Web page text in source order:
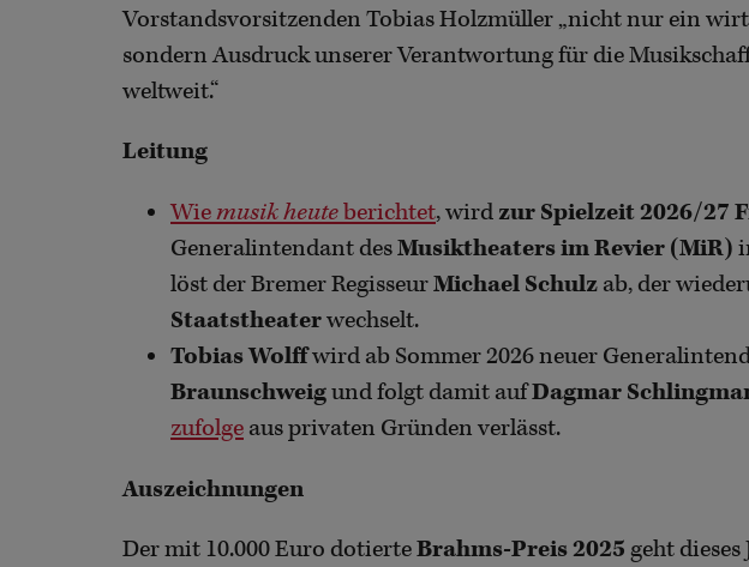
Vorstandsvorsitzenden Tobias Holzmüller „nicht nur ein
sondern Ausdruck unserer Verantwortung für die
weltweit.“
Leitung
Wiemusik heuteberichtet, wird zur Spielzeit 2026/27
Generalintendant desMusiktheaters im Revier (MiR)
löst der Bremer RegisseurMichael Schulz ab, der
Staatstheaterwechselt.
Tobias Wolffwird ab Sommer 2026 neuer
Braunschweigund folgt damit aufDagmar
zufolge aus privaten Gründen verlässt.
Auszeichnungen
Der mit 10.000 Euro dotierteBrahms-Preis 2025 geht